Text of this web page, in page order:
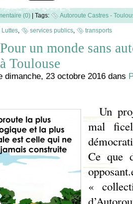
(0) Tags: Autoroute Castres -
Luttes, services publics, transports
Pour un monde sans
à Toulouse
dimanche, 23 octobre 2016 dans
Un
mal
Ce que
«